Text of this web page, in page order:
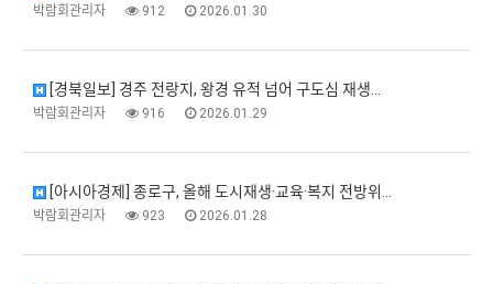
박람회관리자 912 2026.01.30
[경북일보] 경주 전랑지, 왕경 유적 넘어 구도심 재생…
박람회관리자 916 2026.01.29
[아시아경제] 종로구, 올해 도시재생·교육·복지 전방위…
박람회관리자 923 2026.01.28